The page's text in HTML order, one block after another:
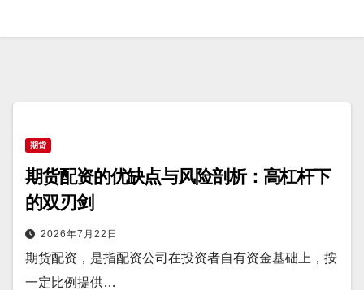
期货
期货配资的优缺点与风险剖析：高杠杆下
的双刃剑
2026年7月22日
期货配资，是指配资公司在投资者自有资金基础上，按
一定比例提供…